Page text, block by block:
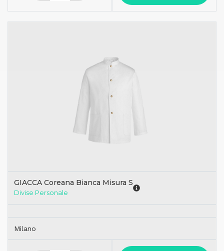
GIACCA Coreana Bianca Misura S
Divise Personale
Milano